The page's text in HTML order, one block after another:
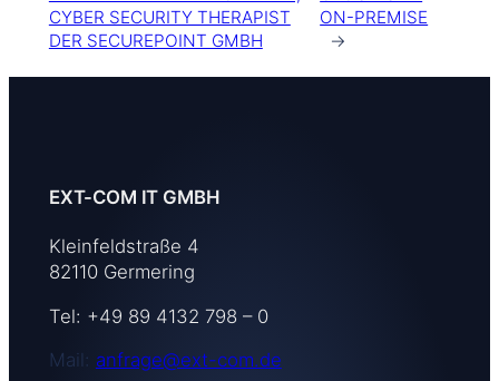
CYBER SECURITY THERAPIST
DER SECUREPOINT GMBH
ON-PREMISE
→
EXT-COM IT GMBH
Kleinfeldstraße 4
82110 Germering
Tel: +49 89 4132 798 – 0
Mail: anfrage@ext-com.de